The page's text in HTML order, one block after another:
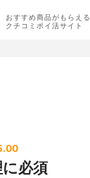
おすすめ商品がもらえる
クチコミポイ活サイト
必須